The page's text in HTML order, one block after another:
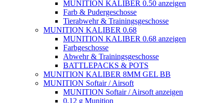
MUNITION KALIBER 0.50 anzeigen
Farb & Pudergeschosse
Tierabwehr & Trainingsgeschosse
MUNITION KALIBER 0.68
MUNITION KALIBER 0.68 anzeigen
Farbgeschosse
Abwehr & Trainingsgeschosse
BATTLEPACKS & POTS
MUNITION KALIBER 8MM GEL BB
MUNITION Softair / Airsoft
MUNITION Softair / Airsoft anzeigen
0,12 g Munition